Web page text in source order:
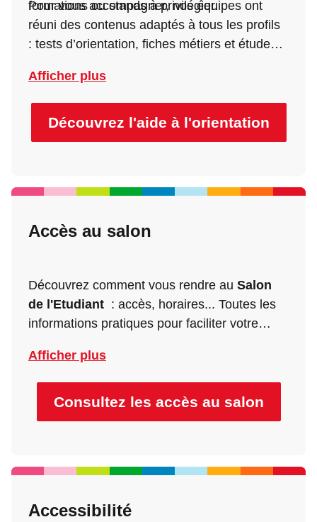
formations ou stands à privilégier.
Pour vous accompagner, nos équipes ont
réuni des contenus adaptés à tous les profils
: tests d’orientation, fiches métiers et études,
ne pas manquer.
Afficher plus
Découvrez l'aide à l'orientation
Accès au salon
Découvrez comment vous rendre au Salon
de l'Etudiant : accès, horaires... Toutes les
informations pratiques pour faciliter votre
Afficher plus
Consultez les accès au salon
Accessibilité